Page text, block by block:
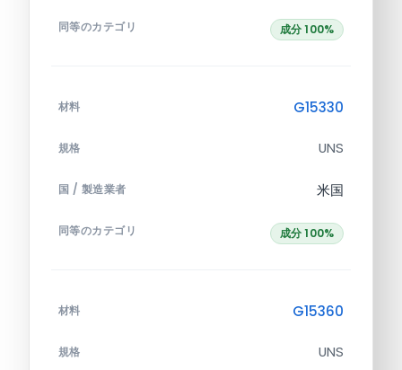
同等のカテゴリ 成分 100%
材料 G15330
規格 UNS
国 / 製造業者 米国
同等のカテゴリ 成分 100%
材料 G15360
規格 UNS